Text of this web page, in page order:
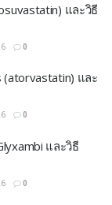
และวิธี
0
(atorvastatin) และ
0
และวิธี
0